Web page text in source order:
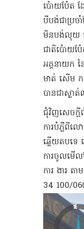
ប៉ោយប៉ែត ដ
បី​បង់​ជា​ប្រ
មិន​បង់លុយ អ
ជាតិ​ប៉ោយប៉
អគ្គនាយក ន
មាត់ សើម ក​
បានជា​ស្ង
ជុំវិញ​សេចក្
ការបំភ្លឺ​ពី​ល
ឆ្លើយតប​ទ
ការចូល​មើល​
ការ ងារ ត
34 100/